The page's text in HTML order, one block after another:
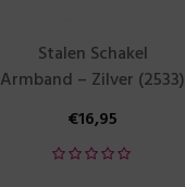
Stalen Schakel
Armband – Zilver (2533)
€16,95